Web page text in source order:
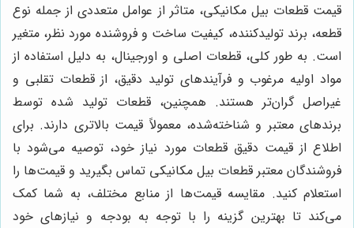
قیمت قطعات بیل مکانیکی، متاثر از عوامل متعددی از جمله نوع
قطعه، برند تولیدکننده، کیفیت ساخت و فروشنده مورد نظر، متغیر
است. به طور کلی، قطعات اصلی و اورجینال، به دلیل استفاده از
مواد اولیه مرغوب و فرآیندهای تولید دقیق، از قطعات تقلبی و
غیراصل گران‌تر هستند. همچنین، قطعات تولید شده توسط
برندهای معتبر و شناخته‌شده، معمولاً قیمت بالاتری دارند. برای
اطلاع از قیمت دقیق قطعات مورد نیاز خود، توصیه می‌شود با
فروشندگان معتبر قطعات بیل مکانیکی تماس بگیرید و قیمت‌ها را
استعلام کنید. مقایسه قیمت‌ها از منابع مختلف، به شما کمک
می‌کند تا بهترین گزینه را با توجه به بودجه و نیازهای خود